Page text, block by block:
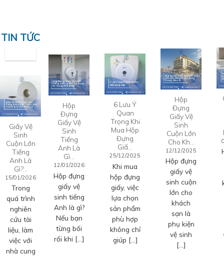
TIN TỨC
Giấy Vệ
Sinh
Cuộn Lớn
Tiếng
Anh Là
Gì?…
15/01/2026
Trong
quá trình
nghiên
cứu tài
liệu, làm
việc với
nhà cung
Hộp
Đựng
Giấy Vệ
Sinh
Tiếng
Anh Là
Gì…
12/01/2026
Hộp đựng
giấy vệ
sinh tiếng
Anh là gì?
Nếu bạn
từng bối
rối khi […]
6 Lưu Ý
Quan
Trọng Khi
Mua Hộp
Đựng
Giấ…
25/12/2025
Khi mua
hộp đựng
giấy, việc
lựa chọn
sản phẩm
phù hợp
không chỉ
giúp […]
Hộp
Đựng
Giấy Vệ
Sinh
Cuộn Lớn
Cho Kh…
12/12/2025
Hộp đựng
giấy vệ
sinh cuộn
lớn cho
khách
sạn là
phụ kiện
vệ sinh
[…]